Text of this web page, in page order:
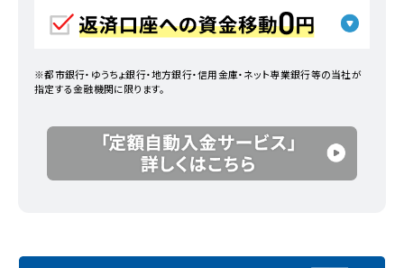
※都市銀行・ゆうちょ銀行・地方銀行・信用金庫・ネット専業銀行等の当社が
指定する金融機関に限ります。